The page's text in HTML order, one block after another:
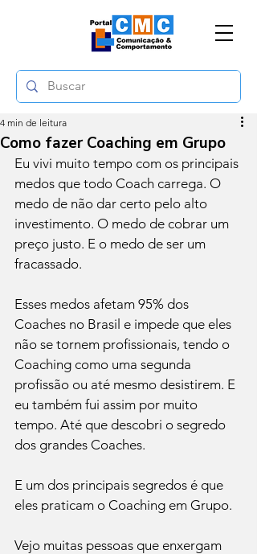
Como fazer Coaching em Grupo
4 min de leitura
Eu vivi muito tempo com os principais
medos que todo Coach carrega. O
medo de não dar certo pelo alto
investimento. O medo de cobrar um
preço justo. E o medo de ser um
fracassado.
Esses medos afetam 95% dos
Coaches no Brasil e impede que eles
não se tornem profissionais, tendo o
Coaching como uma segunda
profissão ou até mesmo desistirem. E
eu também fui assim por muito
tempo. Até que descobri o segredo
dos grandes Coaches.
E um dos principais segredos é que
eles praticam o Coaching em Grupo.
Vejo muitas pessoas que enxergam